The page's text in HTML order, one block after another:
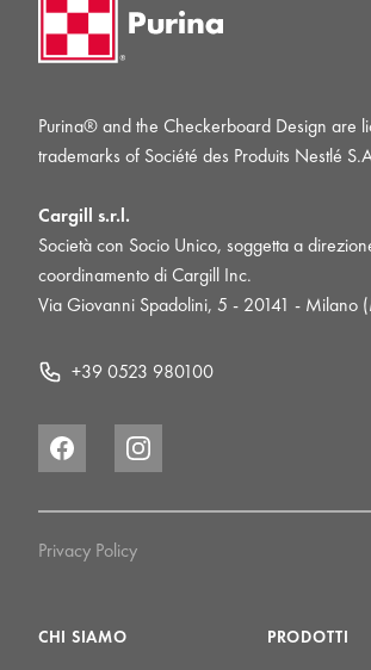
Purina® and the Checkerboard Design are
trademarks of Société des Produits Nestlé
Cargill s.r.l.
Società con Socio Unico, soggetta a
coordinamento di Cargill Inc.
Via Giovanni Spadolini, 5 - 20141 - Milano
+39 0523 980100
Facebook Instagram
Privacy Policy
CHI SIAMO PRODOTTI